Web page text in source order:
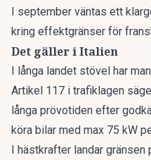
I september väntas ett
kring effektgränser för
Det gäller i Italien
I långa landet stövel har
Artikel 117 i trafiklagen
långa prövotiden efter
köra bilar med max 75 kW
I hästkrafter landar gränsen